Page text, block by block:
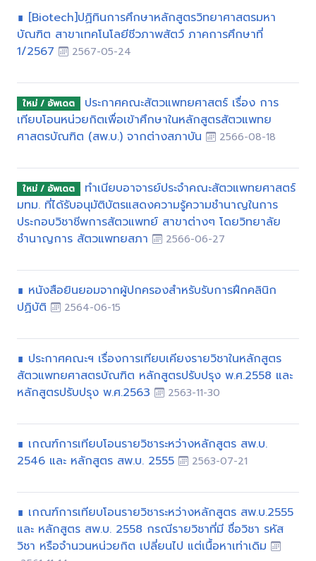
∎ [Biotech]ปฏิทินการศึกษาหลักสูตรวิทยาศาสตรมหา
บัณฑิต สาขาเทคโนโลยีชีวภาพสัตว์ ภาคการศึกษาที่
1/2567
2567-05-24
ใหม่ / อัพเดต
ประกาศคณะสัตวแพทยศาสตร์ เรื่อง การ
เทียบโอนหน่วยกิตเพื่อเข้าศึกษาในหลักสูตรสัตวแพทย
ศาสตรบัณฑิต (สพ.บ.) จากต่างสภาบัน
2566-08-18
ใหม่ / อัพเดต
ทำเนียบอาจารย์ประจำคณะสัตวแพทยศาสตร์
มทม. ที่ได้รับอนุมัติบัตรแสดงความรู้ความชำนาญในการ
ประกอบวิชาชีพการสัตวแพทย์ สาขาต่างๆ โดยวิทยาลัย
ชำนาญการ สัตวแพทยสภา
2566-06-27
∎ หนังสือยินยอมจากผู้ปกครองสำหรับรับการฝึกคลินิก
ปฏิบัติ
2564-06-15
∎ ประกาศคณะฯ เรื่องการเทียบเคียงรายวิชาในหลักสูตร
สัตวแพทยศาสตรบัณฑิต หลักสูตรปรับปรุง พ.ศ.2558 และ
หลักสูตรปรับปรุง พ.ศ.2563
2563-11-30
∎ เกณฑ์การเทียบโอนรายวิชาระหว่างหลักสูตร สพ.บ.
2546 และ หลักสูตร สพ.บ. 2555
2563-07-21
∎ เกณฑ์การเทียบโอนรายวิชาระหว่างหลักสูตร สพ.บ.2555
และ หลักสูตร สพ.บ. 2558 กรณีรายวิชาที่มี ชื่อวิชา รหัส
วิชา หรือจำนวนหน่วยกิต เปลี่ยนไป แต่เนื้อหาเท่าเดิม